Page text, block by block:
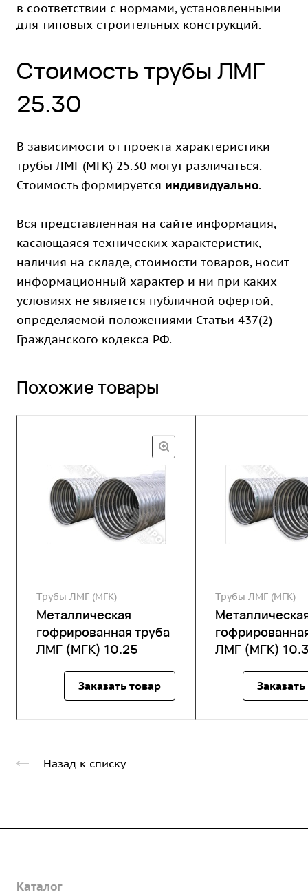
в соответствии с нормами, установленными
для типовых строительных конструкций.
Стоимость трубы ЛМГ
25.30
В зависимости от проекта характеристики
трубы ЛМГ (МГК) 25.30 могут различаться.
Стоимость формируется индивидуально.
Вся представленная на сайте информация,
касающаяся технических характеристик,
наличия на складе, стоимости товаров, носит
информационный характер и ни при каких
условиях не является публичной офертой,
определяемой положениями Статьи 437(2)
Гражданского кодекса РФ.
Похожие товары
Трубы ЛМГ (МГК)
Металлическая
гофрированная труба
ЛМГ (МГК) 10.25
Заказать товар
Трубы ЛМГ (МГК)
ЛМГ (МГК)
Назад к списку
О предприятии
Каталог